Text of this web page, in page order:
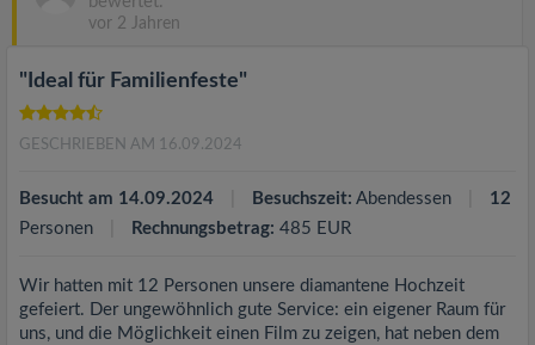
vor 2 Jahren
"Ideal für Familienfeste"
GESCHRIEBEN AM 16.09.2024
Besucht am 14.09.2024 Besuchszeit: Abendessen
12
Personen
Rechnungsbetrag: 485 EUR
Wir hatten mit 12 Personen unsere diamantene Hochzeit
gefeiert. Der ungewöhnlich gute Service: ein eigener Raum für
uns, und die Möglichkeit einen Film zu zeigen, hat neben dem